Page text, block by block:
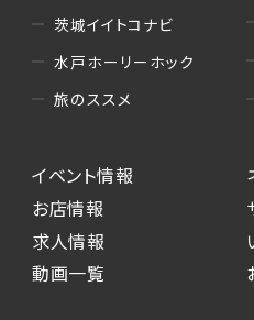
茨城イイトコナビ
水戸ホーリーホック
旅のススメ
イベント情報
お店情報
求人情報
動画一覧